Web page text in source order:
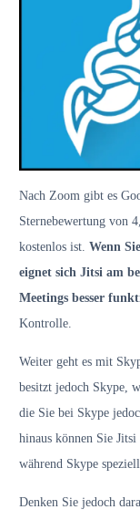
Nach Zoom gibt es
Sternebewertung von
kostenlos ist. Wenn
eignet sich Jitsi am
Meetings besser
Kontrolle.
Weiter geht es mit
besitzt jedoch Skype,
die Sie bei Skype
hinaus können Sie
während Skype
Denken Sie jedoch